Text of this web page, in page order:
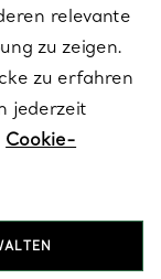
relevante
zu zeigen.
zu erfahren
jederzeit
Cookie-